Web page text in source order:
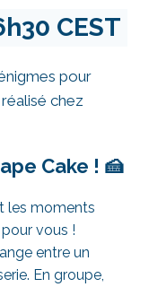
CEST
Cake ! 🍰
les moments
vous !
entre un
En groupe,